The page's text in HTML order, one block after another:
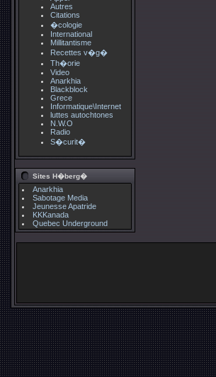
Autres
Citations
�cologie
International
Millitantisme
Recettes v�g�
Th�orie
Video
Anarkhia
Blackblock
Grece
Informatique\Internet
luttes autochtones
N.W.O
Radio
S�curit�
Sites H�berg�
Anarkhia
Sabotage Media
Jeunesse Apatride
KKKanada
Quebec Underground